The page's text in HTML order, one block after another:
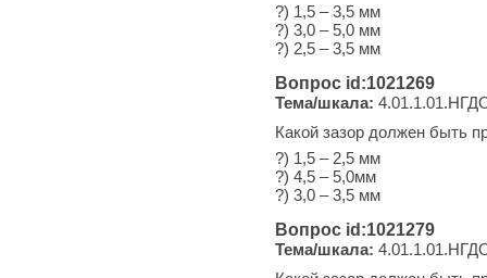
?) 1,5 – 3,5 мм
?) 3,0 – 5,0 мм
?) 2,5 – 3,5 мм
Вопрос id:1021269
Тема/шкала:
Какой зазор должен быть
?) 1,5 – 2,5 мм
?) 4,5 – 5,0мм
?) 3,0 – 3,5 мм
Вопрос id:1021279
Тема/шкала: